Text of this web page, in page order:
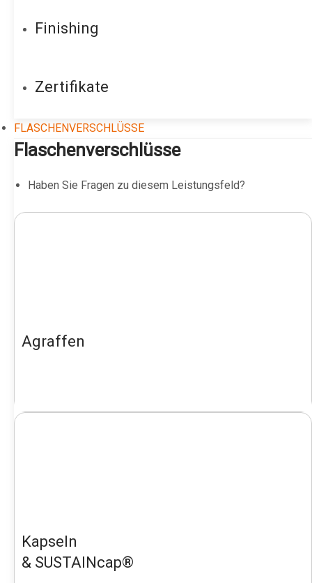
Finishing
Zertifikate
FLASCHENVERSCHLÜSSE
Flaschenverschlüsse
Haben Sie Fragen zu diesem Leistungsfeld?
Agraffen
Kapseln
& SUSTAINcap®